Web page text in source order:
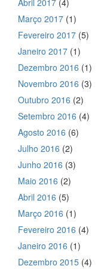
Abril 2017 (4)
Março 2017 (1)
Fevereiro 2017 (5)
Janeiro 2017 (1)
Dezembro 2016 (1)
Novembro 2016 (3)
Outubro 2016 (2)
Setembro 2016 (4)
Agosto 2016 (6)
Julho 2016 (2)
Junho 2016 (3)
Maio 2016 (2)
Abril 2016 (5)
Março 2016 (1)
Fevereiro 2016 (4)
Janeiro 2016 (1)
Dezembro 2015 (4)